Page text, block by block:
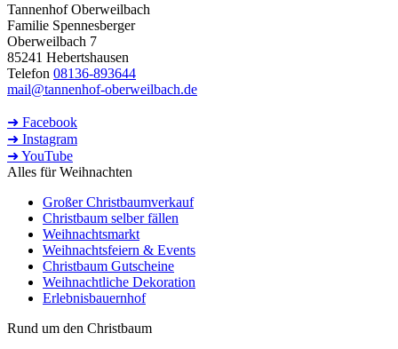
Tannenhof Oberweilbach
Familie Spennesberger
Oberweilbach 7
85241 Hebertshausen
Telefon 08136-893644
mail@tannenhof-oberweilbach.de
➜ Facebook
➜ Instagram
➜ YouTube
Alles für Weihnachten
Großer Christbaumverkauf
Christbaum selber fällen
Weihnachtsmarkt
Weihnachtsfeiern & Events
Christbaum Gutscheine
Weihnachtliche Dekoration
Erlebnisbauernhof
Rund um den Christbaum